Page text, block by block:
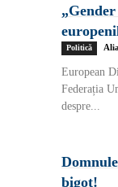
Politică
European
Federația
despre...
bigot!